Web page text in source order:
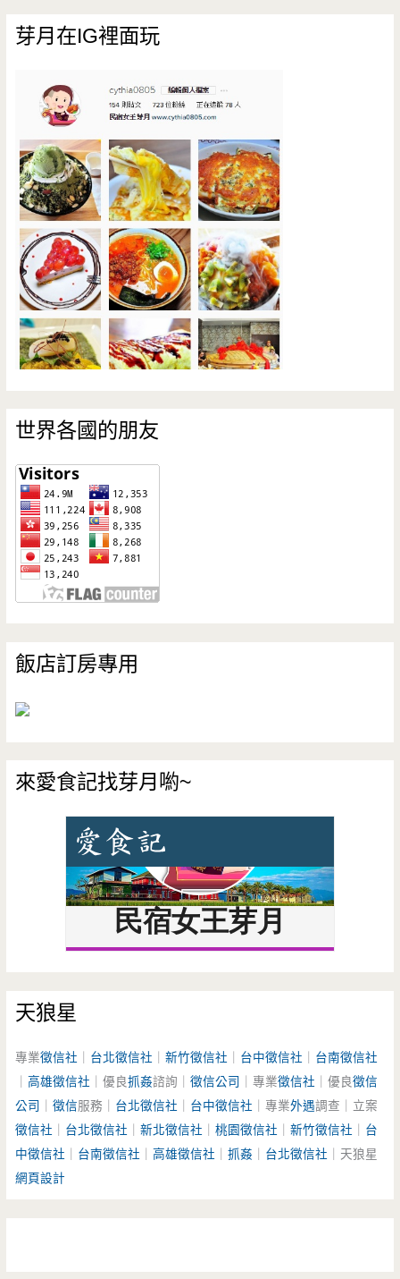
芽月在IG裡面玩
世界各國的朋友
飯店訂房專用
來愛食記找芽月喲~
天狼星
專業徵信社 台北徵信社 ｜新竹徵信社 台中徵信社
台南徵信社
｜高雄徵信社 ｜優良抓姦諮詢｜徵信公司 ｜專業徵信社 ｜優良徵信
公司 ｜徵信服務｜ 台北徵信社 台中徵信社 ｜專業外遇調查｜立案
徵信社
台北徵信社 ｜新北徵信社 ｜桃園徵信社 ｜新竹徵信社
台
中徵信社
台南徵信社 ｜高雄徵信社 ｜抓姦 台北徵信社 ｜天狼星
網頁設計